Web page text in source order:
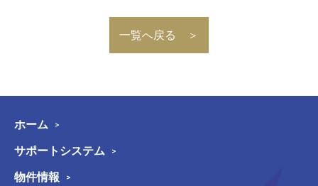
一覧へ戻る ＞
ホーム
サポートシステム
物件情報